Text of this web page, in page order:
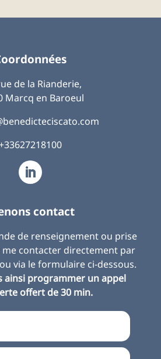
de la Rianderie,
Marcq en Baroeul
contact
de renseignement ou prise
me contacter directement par
via le formulaire ci-dessous.
ainsi programmer un appel
offert de 30 min.